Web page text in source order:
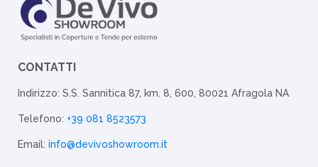
CONTATTI
Indirizzo: S.S. Sannitica 87, km. 8, 600, 80021 Afragola NA
Telefono: +39 081 8523573
Email: info@devivoshowroom.it